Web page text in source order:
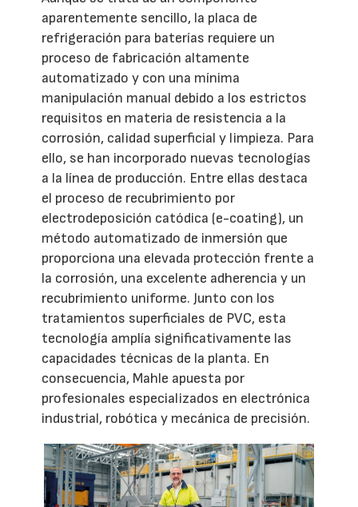
aparentemente sencillo, la placa de
refrigeración para baterías requiere un
proceso de fabricación altamente
automatizado y con una mínima
manipulación manual debido a los estrictos
requisitos en materia de resistencia a la
corrosión, calidad superficial y limpieza. Para
ello, se han incorporado nuevas tecnologías
a la línea de producción. Entre ellas destaca
el proceso de recubrimiento por
electrodeposición catódica (e-coating), un
método automatizado de inmersión que
proporciona una elevada protección frente a
la corrosión, una excelente adherencia y un
recubrimiento uniforme. Junto con los
tratamientos superficiales de PVC, esta
tecnología amplía significativamente las
capacidades técnicas de la planta. En
consecuencia, Mahle apuesta por
profesionales especializados en electrónica
industrial, robótica y mecánica de precisión.